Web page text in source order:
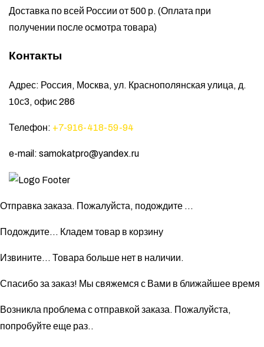
Доставка по всей России от 500 р. (Оплата при
получении после осмотра товара)
Контакты
Адрес: Россия, Москва, ул. Краснополянская улица, д.
10с3, офис 286
Телефон: +7-916-418-59-94
e-mail: samokatpro@yandex.ru
Отправка заказа. Пожалуйста, подождите ...
Подождите... Кладем товар в корзину
Извините... Товара больше нет в наличии.
Спасибо за заказ! Мы свяжемся с Вами в ближайшее время
Возникла проблема с отправкой заказа. Пожалуйста,
попробуйте еще раз..